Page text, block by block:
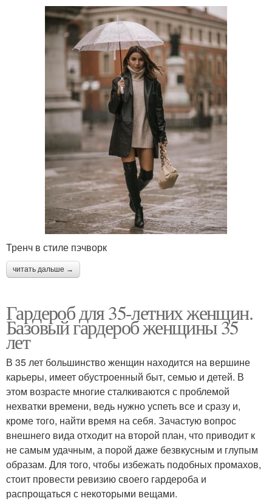
Тренч в стиле пэчворк
читать дальше →
Гардероб для 35-летних женщин.
Базовый гардероб женщины 35
лет
В 35 лет большинство женщин находится на вершине
карьеры, имеет обустроенный быт, семью и детей. В
этом возрасте многие сталкиваются с проблемой
нехватки времени, ведь нужно успеть все и сразу и,
кроме того, найти время на себя. Зачастую вопрос
внешнего вида отходит на второй план, что приводит к
не самым удачным, а порой даже безвкусным и глупым
образам. Для того, чтобы избежать подобных промахов,
стоит провести ревизию своего гардероба и
распрощаться с некоторыми вещами.